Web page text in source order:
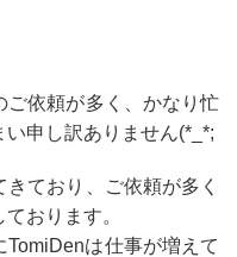
ご依頼が多く、かなり忙
申し訳ありません(*_*;
ており、ご依頼が多く
おります。
は仕事が増えて